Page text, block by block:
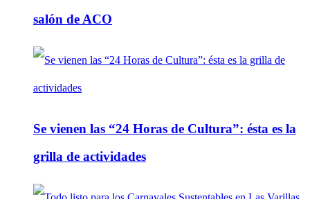
salón de ACO
Se vienen las “24 Horas de Cultura”: ésta es la
grilla de actividades